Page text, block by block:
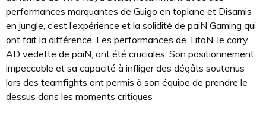
performances marquantes de Guigo en toplane et Disamis
en jungle, c’est l’expérience et la solidité de paiN Gaming qui
ont fait la différence. Les performances de TitaN, le carry
AD vedette de paiN, ont été cruciales. Son positionnement
impeccable et sa capacité à infliger des dégâts soutenus
lors des teamfights ont permis à son équipe de prendre le
dessus dans les moments critiques​